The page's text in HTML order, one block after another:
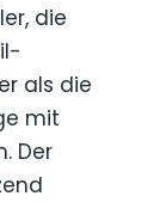
die
als die
mit
Der